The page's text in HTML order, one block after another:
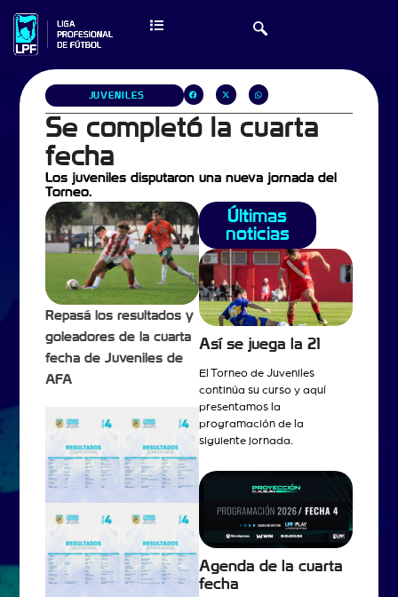
JUVENILES
Se completó la cuarta
fecha
Los juveniles disputaron una nueva jornada del
Torneo.
Repasá los resultados y
goleadores de la cuarta
fecha de Juveniles de
AFA
Últimas
noticias
Así se juega la 21
El Torneo de Juveniles
continúa su curso y aquí
presentamos la
programación de la
siguiente jornada.
Agenda de la cuarta
fecha